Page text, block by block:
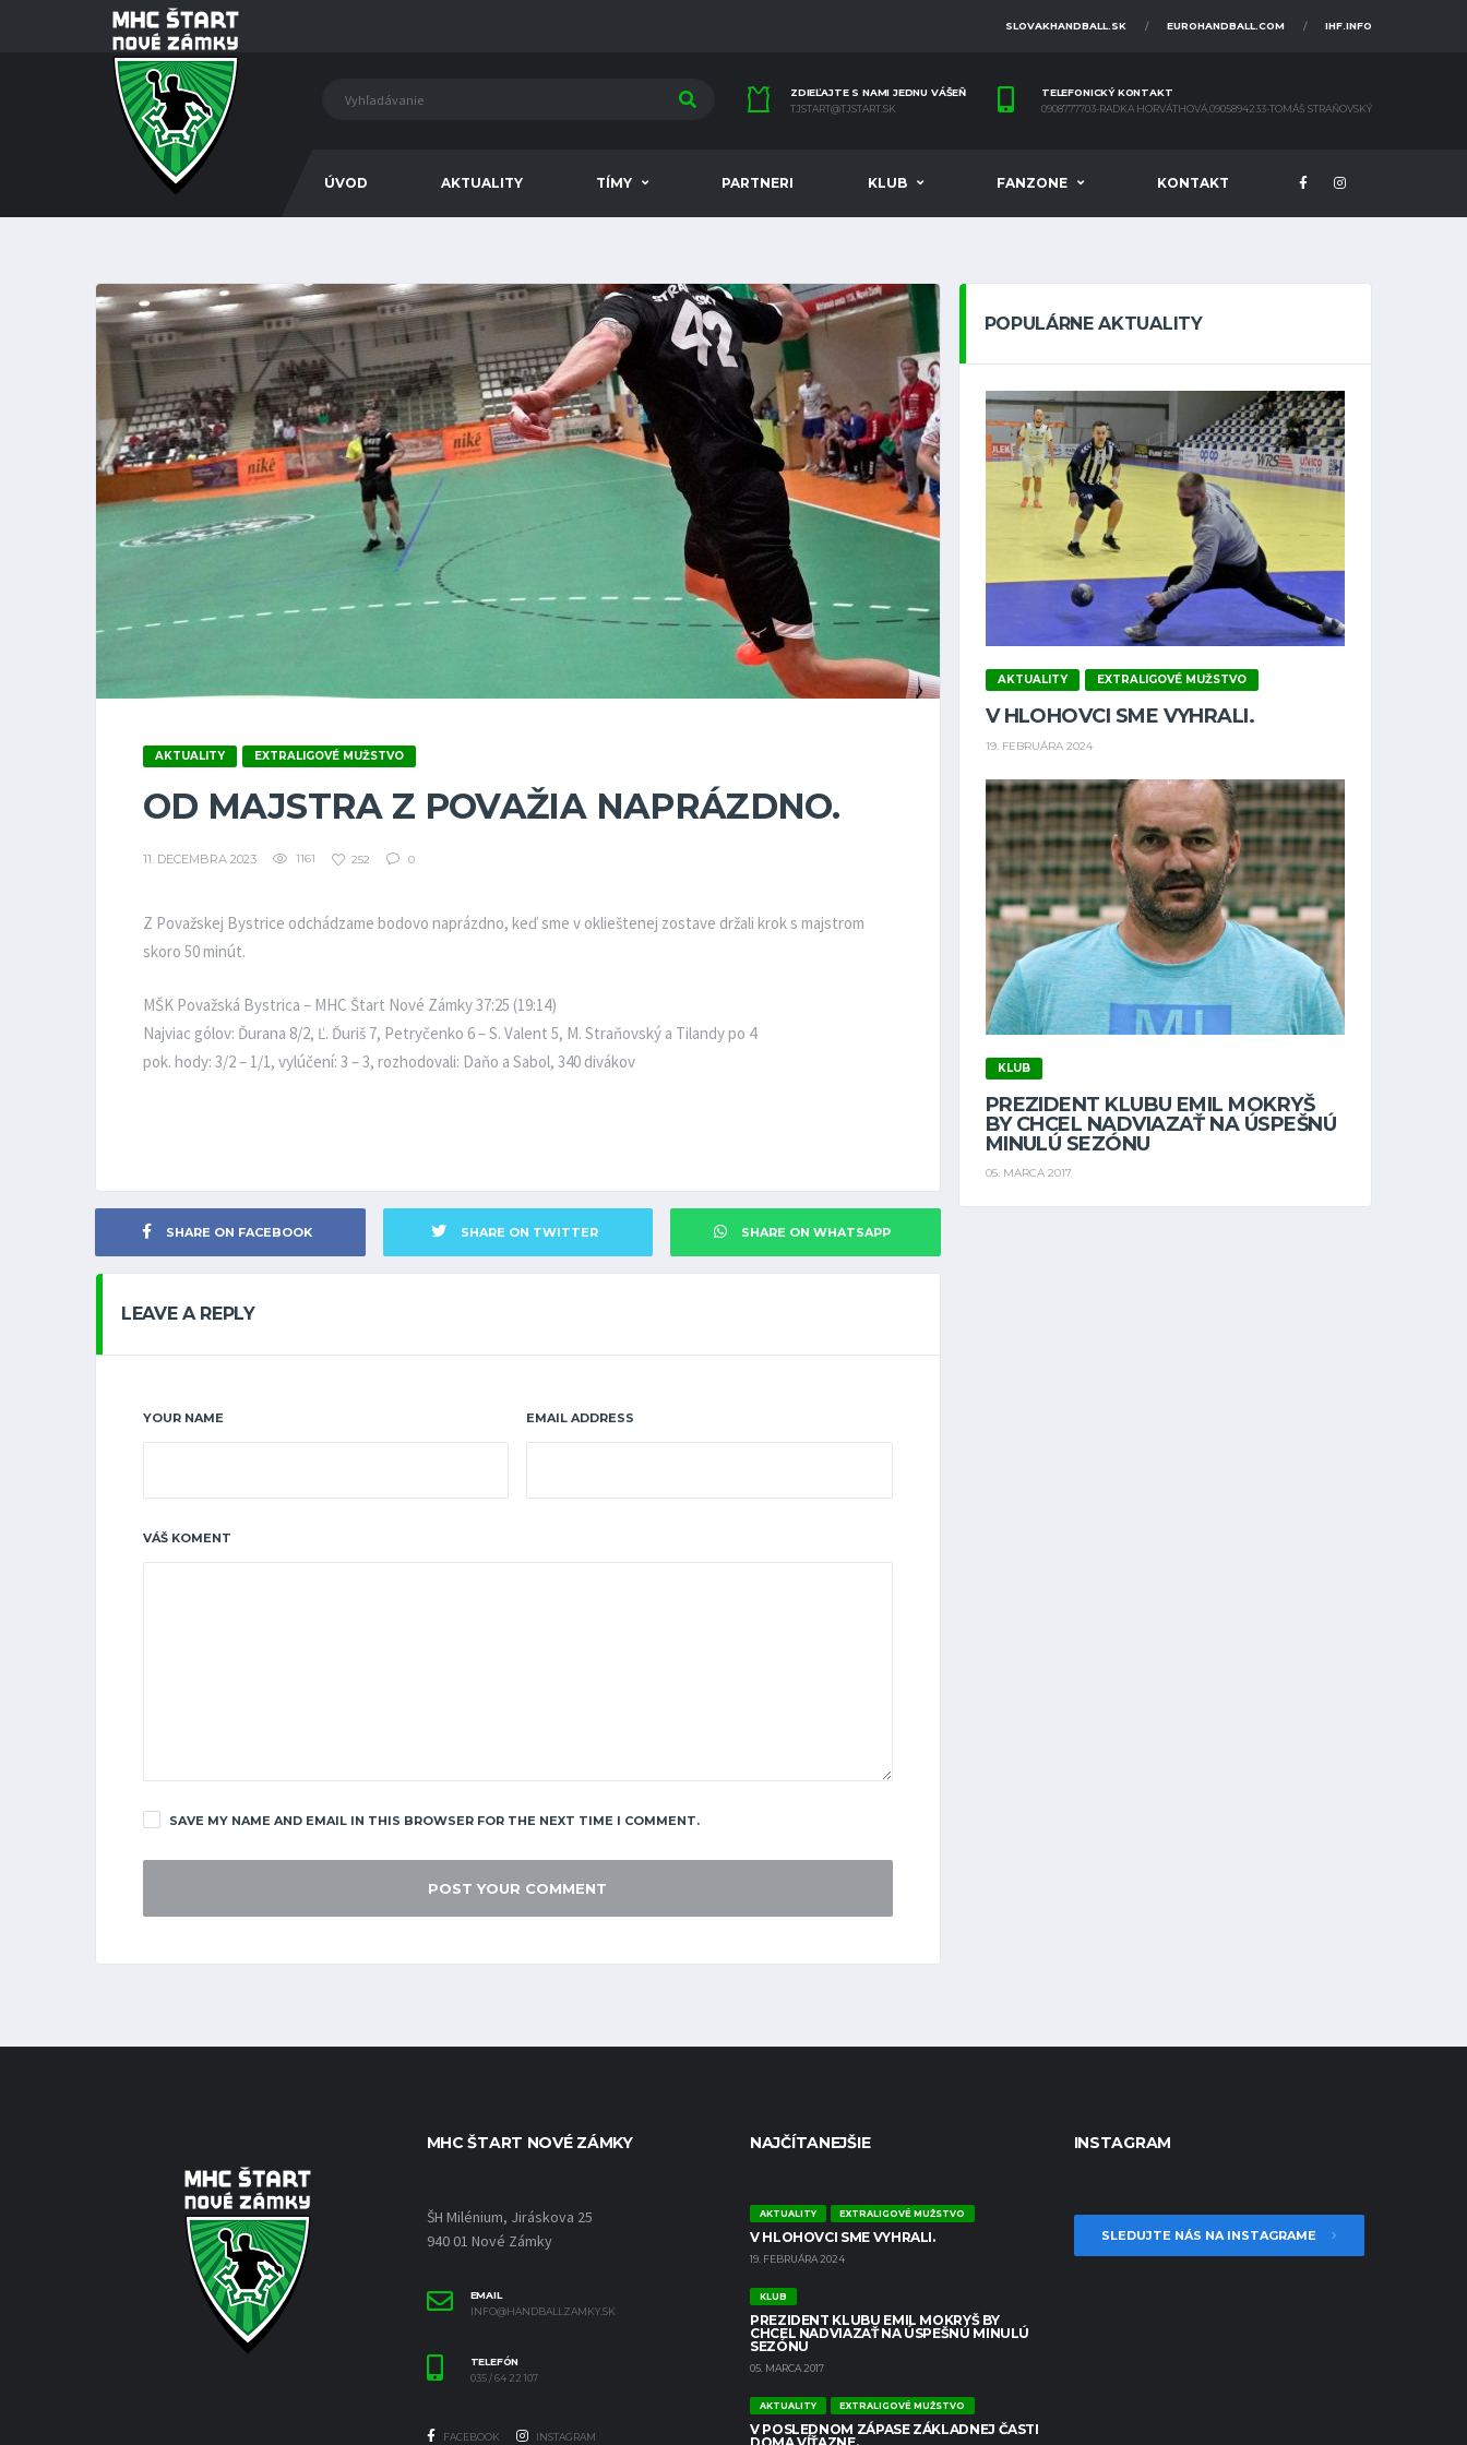
SLOVAKHANDBALL.SK EUROHANDBALL.COM IHF.INFO
ZDIEĽAJTE S NAMI JEDNU VÁŠEŇ
TJSTART@TJSTART.SK
TELEFONICKÝ KONTAKT
0908777703-RADKA HORVÁTHOVÁ,0905894233-TOMÁŠ STRAŇOVSKÝ
ÚVOD AKTUALITY TÍMY PARTNERI KLUB FANZONE KONTAKT
AKTUALITY EXTRALIGOVÉ MUŽSTVO
OD MAJSTRA Z POVAŽIA NAPRÁZDNO.
11. DECEMBRA 2023 1161 252 0
Z Považskej Bystrice odchádzame bodovo naprázdno, keď sme v oklieštenej zostave držali krok s majstrom
skoro 50 minút.
MŠK Považská Bystrica – MHC Štart Nové Zámky 37:25 (19:14)
Najviac gólov: Ďurana 8/2, Ľ. Ďuriš 7, Petryčenko 6 – S. Valent 5, M. Straňovský a Tilandy po 4
pok. hody: 3/2 – 1/1, vylúčení: 3 – 3, rozhodovali: Daňo a Sabol, 340 divákov
SHARE ON FACEBOOK SHARE ON TWITTER SHARE ON WHATSAPP
LEAVE A REPLY
YOUR NAME EMAIL ADDRESS
VÁŠ KOMENT
SAVE MY NAME AND EMAIL IN THIS BROWSER FOR THE NEXT TIME I COMMENT.
POPULÁRNE AKTUALITY
AKTUALITY EXTRALIGOVÉ MUŽSTVO
V HLOHOVCI SME VYHRALI.
19. FEBRUÁRA 2024
KLUB
PREZIDENT KLUBU EMIL MOKRYŠ
BY CHCEL NADVIAZAŤ NA ÚSPEŠNÚ
MINULÚ SEZÓNU
05. MARCA 2017
MHC ŠTART NOVÉ ZÁMKY
ŠH Milénium, Jiráskova 25
940 01 Nové Zámky
EMAIL
INFO@HANDBALLZAMKY.SK
TELEFÓN
035 / 64 22 107
FACEBOOK INSTAGRAM
NAJČÍTANEJŠIE
AKTUALITY EXTRALIGOVÉ MUŽSTVO
V HLOHOVCI SME VYHRALI.
19. FEBRUÁRA 2024
KLUB
PREZIDENT KLUBU EMIL MOKRYŠ BY
CHCEL NADVIAZAŤ NA ÚSPEŠNÚ MINULÚ
SEZÓNU
05. MARCA 2017
AKTUALITY EXTRALIGOVÉ MUŽSTVO
V POSLEDNOM ZÁPASE ZÁKLADNEJ ČASTI
INSTAGRAM
SLEDUJTE NÁS NA INSTAGRAME